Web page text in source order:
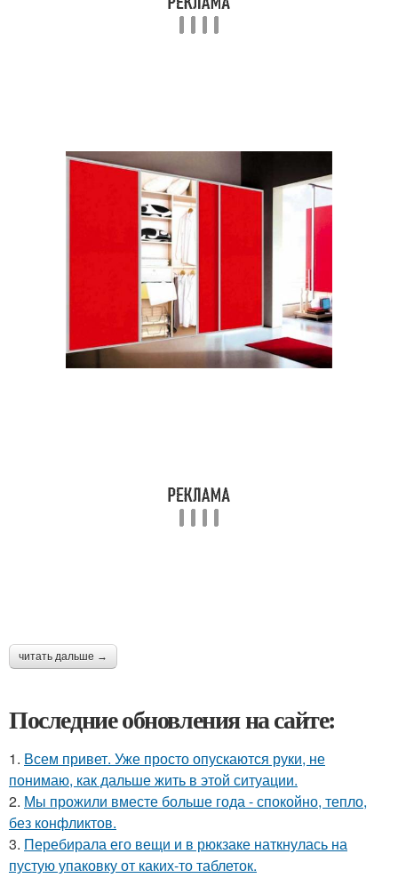
читать дальше →
Последние обновления на сайте:
1. Всем привет. Уже просто опускаются руки, не
понимаю, как дальше жить в этой ситуации.
2. Мы прожили вместе больше года - спокойно, тепло,
без конфликтов.
3. Перебирала его вещи и в рюкзаке наткнулась на
пустую упаковку от каких-то таблеток.